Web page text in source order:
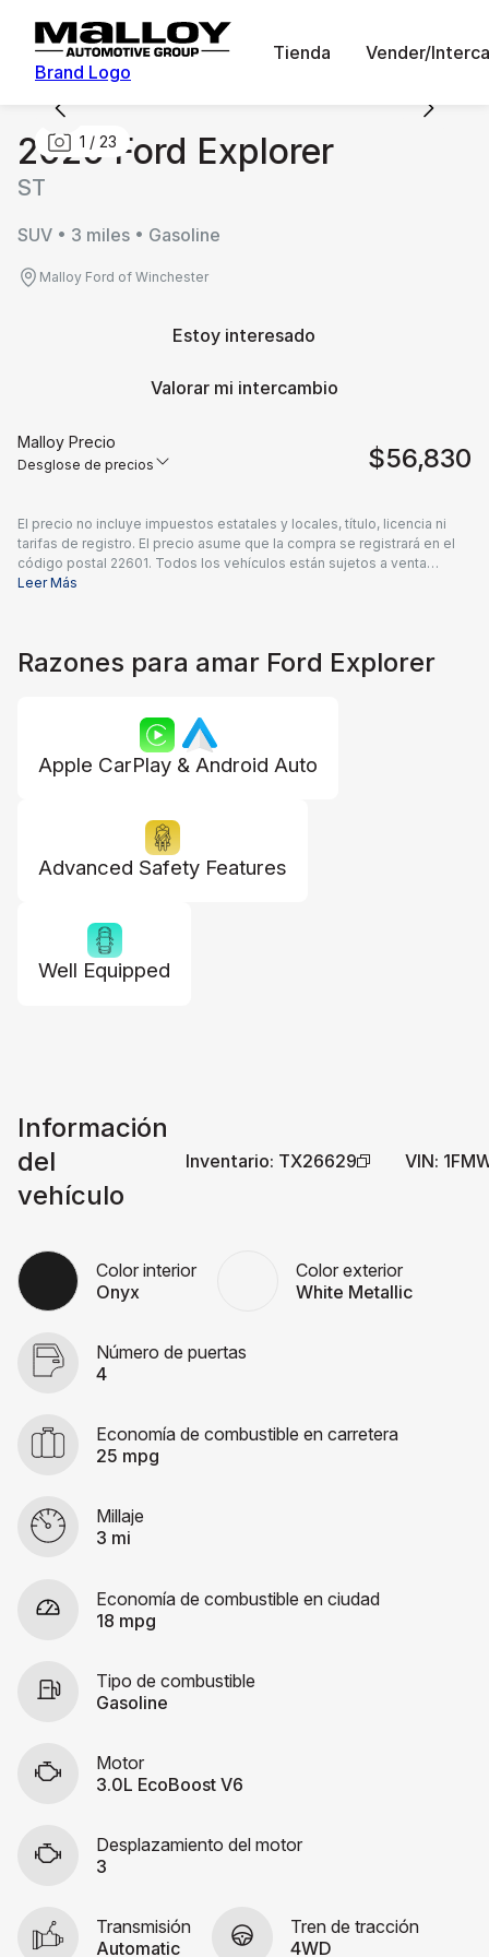
Brand Logo
Tienda Vender/
1 / 23
2026 Ford Explorer
ST
SUV • 3 miles • Gasoline
Malloy Ford of Winchester
Estoy interesado
Valorar mi intercambio
Malloy Precio
Desglose de precios $56,830
El precio no incluye impuestos estatales y locales, título, licencia ni
tarifas de registro. El precio asume que la compra se registrará en el
código postal 22601. Todos los vehículos están sujetos a venta
previa. Los precios incluyen una tarifa de documentación del
compatibles con ofertas especiales de financiamiento. El precio real
del concesionario puede variar.
Leer Más
Razones para amar Ford Explorer
Apple CarPlay & Android Auto
Advanced Safety Features
Well Equipped
Información
del
vehículo
Inventario: TX26629 VIN:
Color interior
Onyx
Color exterior
White Metallic
Número de puertas
4
Economía de combustible en carretera
25 mpg
Millaje
3 mi
Economía de combustible en ciudad
18 mpg
Tipo de combustible
Gasoline
Motor
3.0L EcoBoost V6
Desplazamiento del motor
3
Transmisión
Automatic
Tren de tracción
4WD